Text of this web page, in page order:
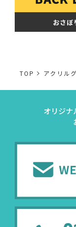
おさ
TOP アクリル
オリジナ